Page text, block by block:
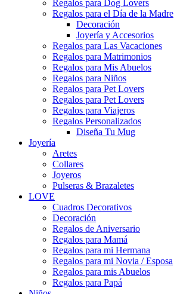
Regalos para Dog Lovers
Regalos para el Día de la Madre
Decoración
Joyería y Accesorios
Regalos para Las Vacaciones
Regalos para Matrimonios
Regalos para Mis Abuelos
Regalos para Niños
Regalos para Pet Lovers
Regalos para Pet Lovers
Regalos para Viajeros
Regalos Personalizados
Diseña Tu Mug
Joyería
Aretes
Collares
Joyeros
Pulseras & Brazaletes
LOVE
Cuadros Decorativos
Decoración
Regalos de Aniversario
Regalos para Mamá
Regalos para mi Hermana
Regalos para mi Novia / Esposa
Regalos para mis Abuelos
Regalos para Papá